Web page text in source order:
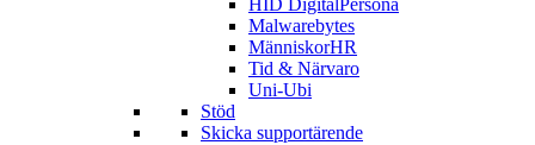
HID DigitalPersona
Malwarebytes
MänniskorHR
Tid & Närvaro
Uni-Ubi
Stöd
Skicka supportärende